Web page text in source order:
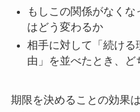
もしこの関係がなく
はどう変わるか
相手に対して「続ける
由」を並べたとき、ど
期限を決めることの効果